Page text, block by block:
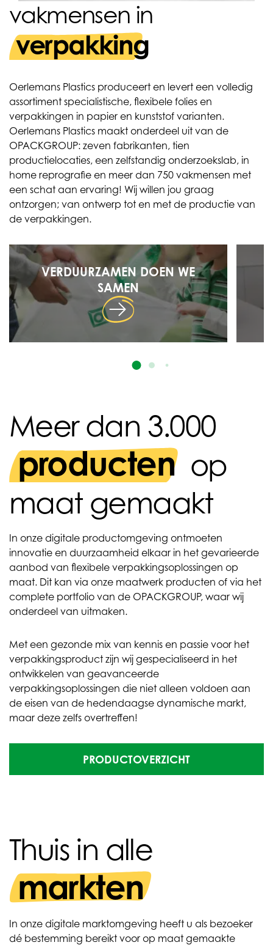
vakmensen in
verpakking
Oerlemans Plastics produceert en levert een volledig
assortiment specialistische, flexibele folies en
verpakkingen in papier en kunststof varianten.
Oerlemans Plastics maakt onderdeel uit van de
OPACKGROUP: zeven fabrikanten, tien
productielocaties, een zelfstandig onderzoekslab, in
home reprografie en meer dan 750 vakmensen met
een schat aan ervaring! Wij willen jou graag
ontzorgen; van ontwerp tot en met de productie van
de verpakkingen.
VERDUURZAMEN DOEN WE
SAMEN
Meer dan 3.000
producten op
maat gemaakt
In onze digitale productomgeving ontmoeten
innovatie en duurzaamheid elkaar in het gevarieerde
aanbod van flexibele verpakkingsoplossingen op
maat. Dit kan via onze maatwerk producten of via het
complete portfolio van de OPACKGROUP, waar wij
onderdeel van uitmaken.
Met een gezonde mix van kennis en passie voor het
verpakkingsproduct zijn wij gespecialiseerd in het
ontwikkelen van geavanceerde
verpakkingsoplossingen die niet alleen voldoen aan
de eisen van de hedendaagse dynamische markt,
maar deze zelfs overtreffen!
PRODUCTOVERZICHT
Thuis in alle
markten
In onze digitale marktomgeving heeft u als bezoeker
dé bestemming bereikt voor op maat gemaakte